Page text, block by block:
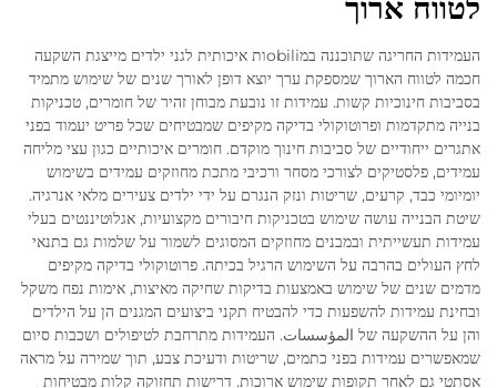
לטווח ארוך
העמידות החריגה שתוכננה במobiliות איכותית לגני ילדים מייצגת השקעה
חכמה לטווח הארוך שמספקת ערך יוצא דופן לאורך שנים של שימוש מתמיד
בסביבות חינוכיות קשות. עמידות זו נובעת מבוחן זהיר של חומרים, טכניקות
בנייה מתקדמות ופרוטוקולי בדיקה מקיפים שמבטיחים שכל פריט יעמוד בפני
אתגרים ייחודיים של סביבות חינוך מוקדם. חומרים איכותיים כגון עצי מליחה
עמידים, פלסטיקים לצורכי מסחר ורכיבי מתכת מחוזקים עמידים בשימוש
יומיומי כבד, קרעים, שריטות ונזק הנגרם על ידי ילדים צעירים מלאי אנרגיה.
שיטת הבנייה עושה שימוש בטכניקות חיבורים מקצועיות, אגלוּטיננטים בעלי
עמידות תעשייתית ובמבנים מחוזקים המסוגים לשמור על שלמות גם בתנאי
לחץ העולים בהרבה על השימוש הרגיל בכיתה. פרוטוקולי בדיקה מקיפים
מדמים שנים של שימוש באמצעות בדיקות שחיקה מאיצות, אימות נפח משקל
ובחינת עמידות להשפעות כדי להבטיח תקני ביצועים המגנים הן על הילדים
והן על ההשקעה של المؤسسات. העמידות מתרחבת לטיפולים ושכבות סיום
שמאפשרים עמידות בפני כתמים, שריטות ודעיכת צבע, תוך שמירה על מראה
אסתטי גם לאחר תקופות שימוש ארוכות. דרישות תחזוקה קלות מבטיחות